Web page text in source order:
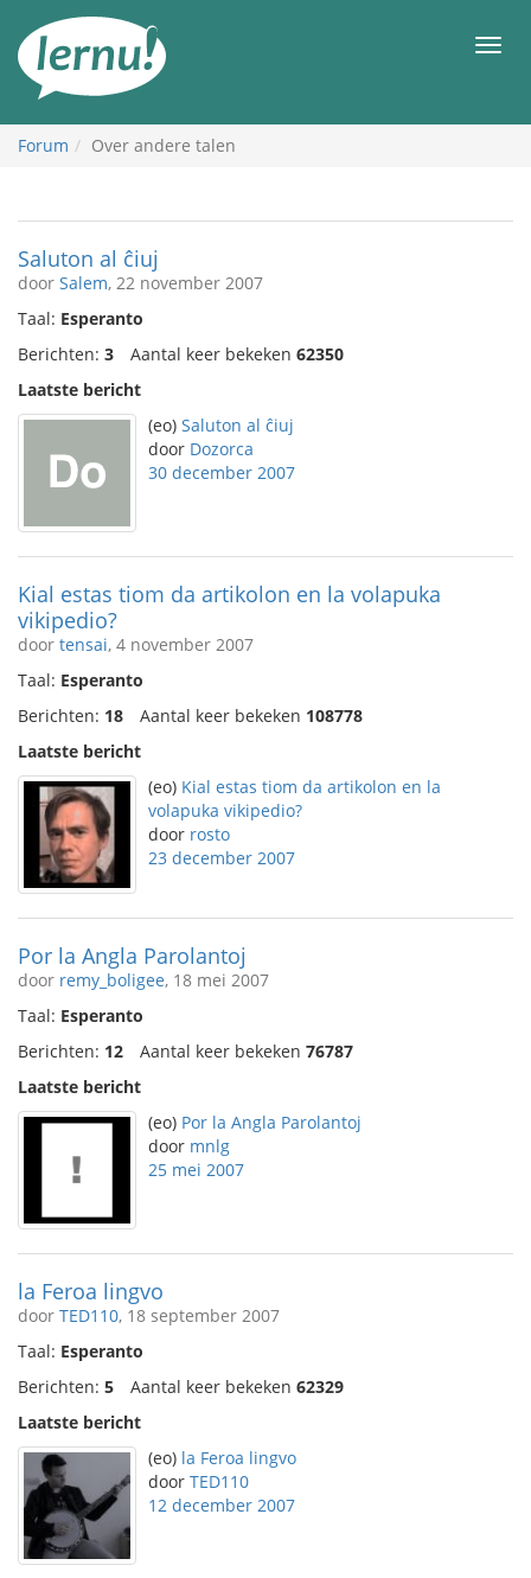
inhoud
Forum Over andere talen
Saluton al ĉiuj
door Salem, 22 november 2007
Taal: Esperanto
Berichten: 3 Aantal keer bekeken 62350
Laatste bericht
(eo) Saluton al ĉiuj
door Dozorca
30 december 2007
Kial estas tiom da artikolon en la volapuka
vikipedio?
door tensai, 4 november 2007
Taal: Esperanto
Berichten: 18 Aantal keer bekeken 108778
Laatste bericht
(eo) Kial estas tiom da artikolon en la
volapuka vikipedio?
door rosto
23 december 2007
Por la Angla Parolantoj
door remy_boligee, 18 mei 2007
Taal: Esperanto
Berichten: 12 Aantal keer bekeken 76787
Laatste bericht
(eo) Por la Angla Parolantoj
door mnlg
25 mei 2007
la Feroa lingvo
door TED110, 18 september 2007
Taal: Esperanto
Berichten: 5 Aantal keer bekeken 62329
Laatste bericht
(eo) la Feroa lingvo
door TED110
12 december 2007